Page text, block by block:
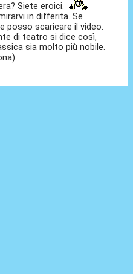
Siete eroici.
in differita. Se
posso scaricare il video.
di teatro si dice così,
sia molto più nobile.